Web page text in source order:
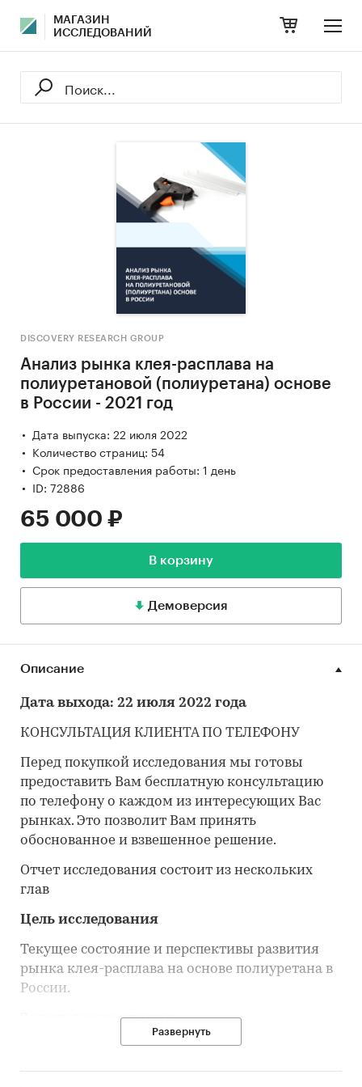
МАГАЗИН
ИССЛЕДОВАНИЙ
DISCOVERY RESEARCH GROUP
Анализ рынка клея-расплава на
полиуретановой (полиуретана) основе
в России - 2021 год
Дата выпуска: 22 июля 2022
Количество страниц: 54
Срок предоставления работы: 1 день
ID: 72886
65 000 ₽
В корзину
Демоверсия
Описание
Дата выхода: 22 июля 2022 года
КОНСУЛЬТАЦИЯ КЛИЕНТА ПО ТЕЛЕФОНУ
Перед покупкой исследования мы готовы
предоставить Вам бесплатную консультацию
по телефону о каждом из интересующих Вас
рынках. Это позволит Вам принять
обоснованное и взвешенное решение.
Отчет исследования состоит из нескольких
глав
Цель исследования
Текущее состояние и перспективы развития
рынка клея-расплава на основе полиуретана в
России.
Задачи исследования
Объем, темпы роста и динамика развития
рынка клея-расплава на основе
Развернуть